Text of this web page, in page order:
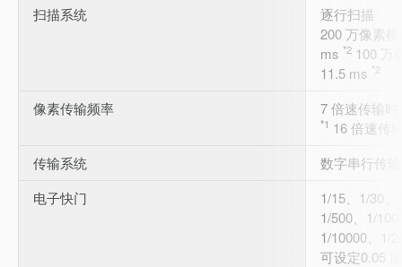
扫描系统
逐行扫描
200 万像素
ms *2 100 万
11.5 ms *2
像素传输频率 7 倍速传输
*1 16 倍速传
传输系统
数字串行传输
电子快门
1/15、1/30
1/500、1/
1/10000、1/
可设定0.05